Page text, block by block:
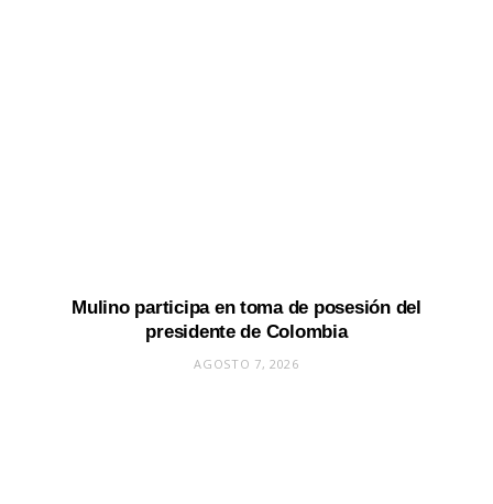
Mulino participa en toma de posesión del
presidente de Colombia
AGOSTO 7, 2026